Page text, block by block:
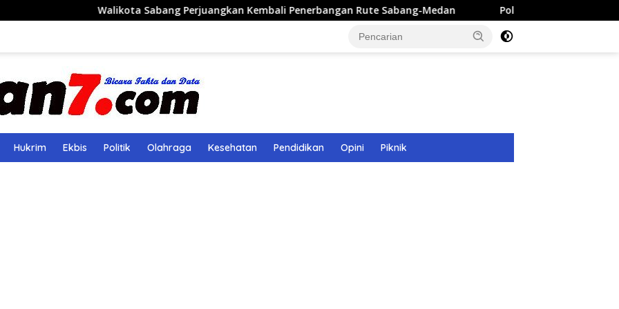
Walikota Sabang Perjuangkan Kembali Penerbangan Rute Sabang-Medan Polri Bangun 40 Titik Sumur Bor untuk
Hukrim Ekbis Politik Olahraga Kesehatan Pendidikan Opini Piknik